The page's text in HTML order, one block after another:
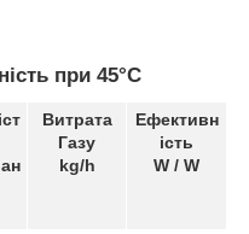
при 45°C
Витрата
Газу
kg/h
Ефективн
ість
W / W